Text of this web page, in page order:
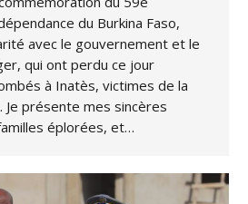
du Burkina Faso,
avec le gouvernement et le
qui ont perdu ce jour
à Inatès, victimes de la
présente mes sincères
éplorées, et…